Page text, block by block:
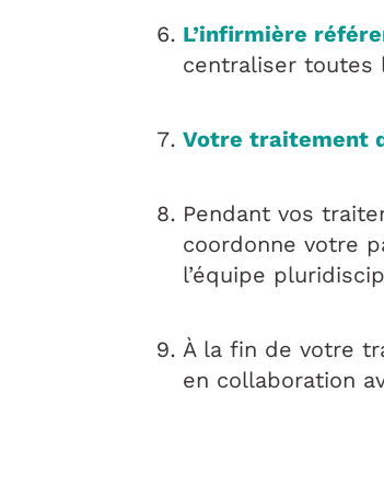
L’infirmière
centraliser toutes
Votre traitement
Pendant vos
coordonne votre
l’équipe
À la fin de votre
en collaboration